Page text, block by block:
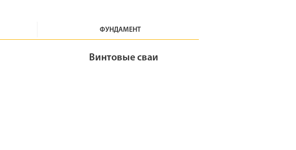
ФУНДАМЕНТ
Винтовые сваи